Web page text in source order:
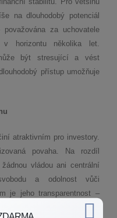
na dlouhodobý potenciál
za uchovatele
v horizontu několika let.
být stresující a vést
přístup umožňuje
atraktivním pro investory.
povaha. Na rozdíl
vládou ani centrální
a odolnost vůči
je jeho transparentnost –
ověřit každou transakci,